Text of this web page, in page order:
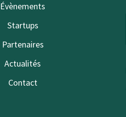
Évènements
Startups
Partenaires
Actualités
Contact